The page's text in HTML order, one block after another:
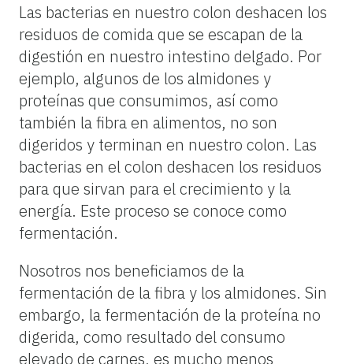
Las bacterias en nuestro colon deshacen los
residuos de comida que se escapan de la
digestión en nuestro intestino delgado. Por
ejemplo, algunos de los almidones y
proteínas que consumimos, así como
también la fibra en alimentos, no son
digeridos y terminan en nuestro colon. Las
bacterias en el colon deshacen los residuos
para que sirvan para el crecimiento y la
energía. Este proceso se conoce como
fermentación.
Nosotros nos beneficiamos de la
fermentación de la fibra y los almidones. Sin
embargo, la fermentación de la proteína no
digerida, como resultado del consumo
elevado de carnes, es mucho menos